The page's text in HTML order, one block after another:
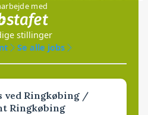
med
stillinger
Se alle jobs
ved Ringkøbing /
Ringkøbing